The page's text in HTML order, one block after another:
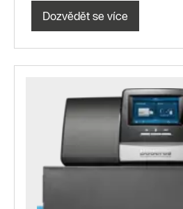
Dozvědět se více